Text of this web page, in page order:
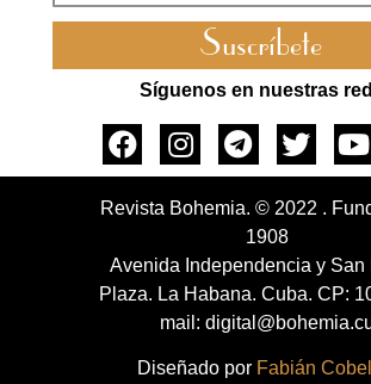
Suscríbete
Síguenos en nuestras
Revista Bohemia. © 2022 .
1908
Avenida Independencia y San
Plaza. La Habana. Cuba. CP:
mail:
Diseñado por Fabián